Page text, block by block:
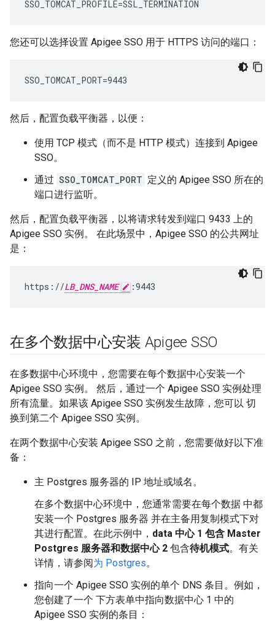
SSO_TOMCAT_PROFILE=SSL_TERMINATION
您还可以选择设置 Apigee SSO 用于 HTTPS 访问的端口：
SSO_TOMCAT_PORT=9443
然后，配置负载平衡器，以便：
使用 TCP 模式（而不是 HTTP 模式）连接到 Apigee
SSO。
通过 SSO_TOMCAT_PORT 定义的 Apigee SSO 所在的
端口进行监听。
然后，配置负载平衡器，以将请求转发到端口 9433 上的
Apigee SSO 实例。 在此场景中，Apigee SSO 的公共网址
是：
https://LB_DNS_NAME :9443
在多个数据中心安装 Apigee SSO
在多数据中心环境中，您需要在每个数据中心安装一个
Apigee SSO 实例。 然后，通过一个 Apigee SSO 实例处理
所有流量。如果该 Apigee SSO 实例发生故障，您可以 切
换到第二个 Apigee SSO 实例。
在两个数据中心安装 Apigee SSO 之前，您需要做好以下准
备：
主 Postgres 服务器的 IP 地址或域名。
在多个数据中心环境中，您通常需要在每个数据 中都
安装一个 Postgres 服务器 并在主备用复制模式下对
其进行配置。在此示例中， data 中心 1 包含 Master
Postgres 服务器和数据中心2 包含待机模式。有关
详情，请参阅为 Postgres。
指向一个 Apigee SSO 实例的单个 DNS 条目。例如，
您创建了一个 下方表单中指向数据中心 1 中的
Apigee SSO 实例的条目：